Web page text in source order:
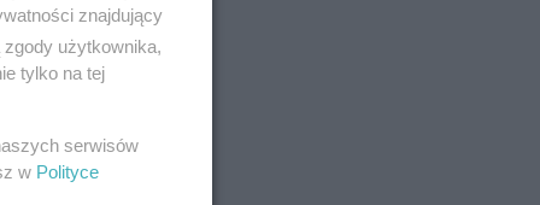
znajdujący
użytkownika,
tylko na tej
serwisów
w Polityce